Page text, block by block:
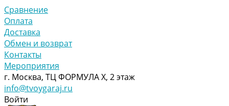
Сравнение
Оплата
Доставка
Обмен и возврат
Контакты
Мероприятия
г. Москва, ТЦ ФОРМУЛА Х, 2 этаж
info@tvoygaraj.ru
Войти